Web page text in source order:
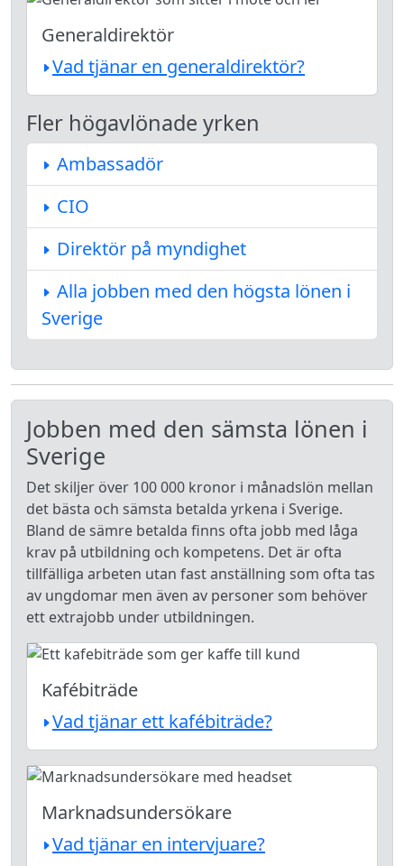
Generaldirektör
Vad tjänar en generaldirektör?
Fler högavlönade yrken
Ambassadör
CIO
Direktör på myndighet
Alla jobben med den högsta lönen i
Sverige
Jobben med den sämsta lönen i
Sverige
Det skiljer över 100 000 kronor i månadslön mellan
det bästa och sämsta betalda yrkena i Sverige.
Bland de sämre betalda finns ofta jobb med låga
krav på utbildning och kompetens. Det är ofta
tillfälliga arbeten utan fast anställning som ofta tas
av ungdomar men även av personer som behöver
ett extrajobb under utbildningen.
Kafébiträde
Vad tjänar ett kafébiträde?
Marknadsundersökare
Vad tjänar en intervjuare?